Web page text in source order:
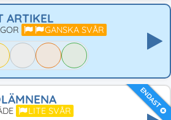
ARTIKEL
GANSKA SVÅR
ENDAST
LITE SVÅR